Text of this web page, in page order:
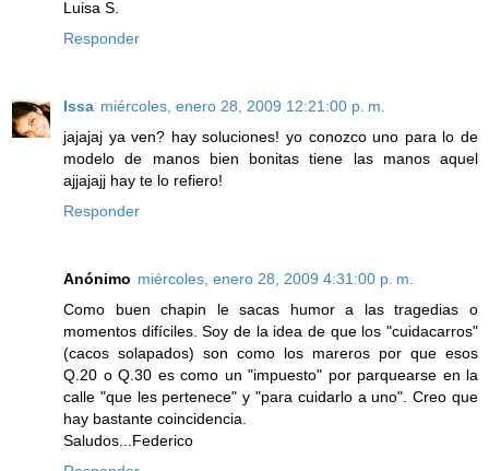
Luisa S.
Responder
Issa miércoles, enero 28, 2009 12:21:00 p. m.
jajajaj ya ven? hay soluciones! yo conozco uno para lo de
modelo de manos bien bonitas tiene las manos aquel
ajjajajj hay te lo refiero!
Responder
Anónimo miércoles, enero 28, 2009 4:31:00 p. m.
Como buen chapin le sacas humor a las tragedias o
momentos difíciles. Soy de la idea de que los "cuidacarros"
(cacos solapados) son como los mareros por que esos
Q.20 o Q.30 es como un "impuesto" por parquearse en la
calle "que les pertenece" y "para cuidarlo a uno". Creo que
hay bastante coincidencia.
Saludos...Federico